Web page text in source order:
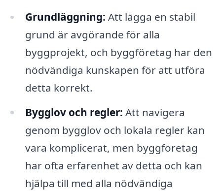
Grundläggning: Att lägga en stabil
grund är avgörande för alla
byggprojekt, och byggföretag har den
nödvändiga kunskapen för att utföra
detta korrekt.
Bygglov och regler: Att navigera
genom bygglov och lokala regler kan
vara komplicerat, men byggföretag
har ofta erfarenhet av detta och kan
hjälpa till med alla nödvändiga